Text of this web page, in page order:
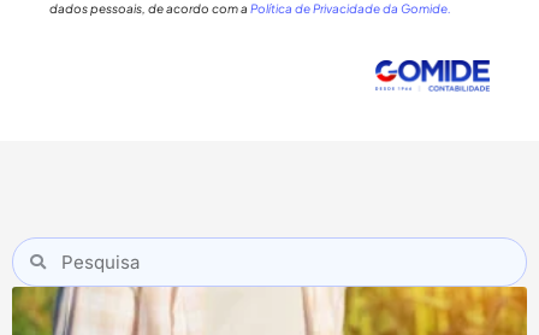
dados pessoais, de acordo com a Política de Privacidade da Gomide.